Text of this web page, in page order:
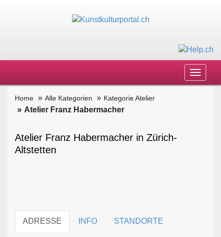
Toggle
Home Alle Kategorien Kategorie Atelier
Atelier Franz Habermacher
Atelier Franz Habermacher in Zürich-
Altstetten
ADRESSE INFO STANDORTE